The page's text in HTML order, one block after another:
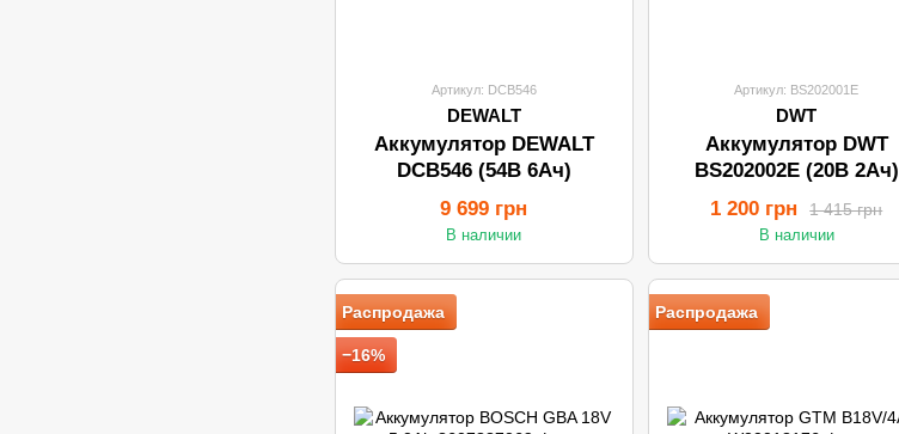
Артикул: DCB546
DEWALT
Аккумулятор DEWALT
DCB546 (54В 6Ач)
9 699 грн
В наличии
Артикул: BS202001E
DWT
Аккумулятор DWT
BS202002E (20В 2Ач)
1 415 грн
1 200 грн
В наличии
Распродажа
−16%
Распродажа